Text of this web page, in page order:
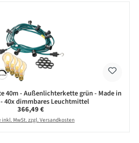
40m - Außenlichterkette grün - Made in
40x dimmbares Leuchtmittel
Regulärer Preis:
366,49 €
inkl. MwSt. zzgl. Versandkosten